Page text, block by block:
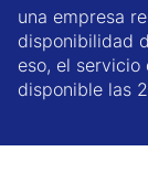
una empresa
disponibilidad
eso, el
disponible las